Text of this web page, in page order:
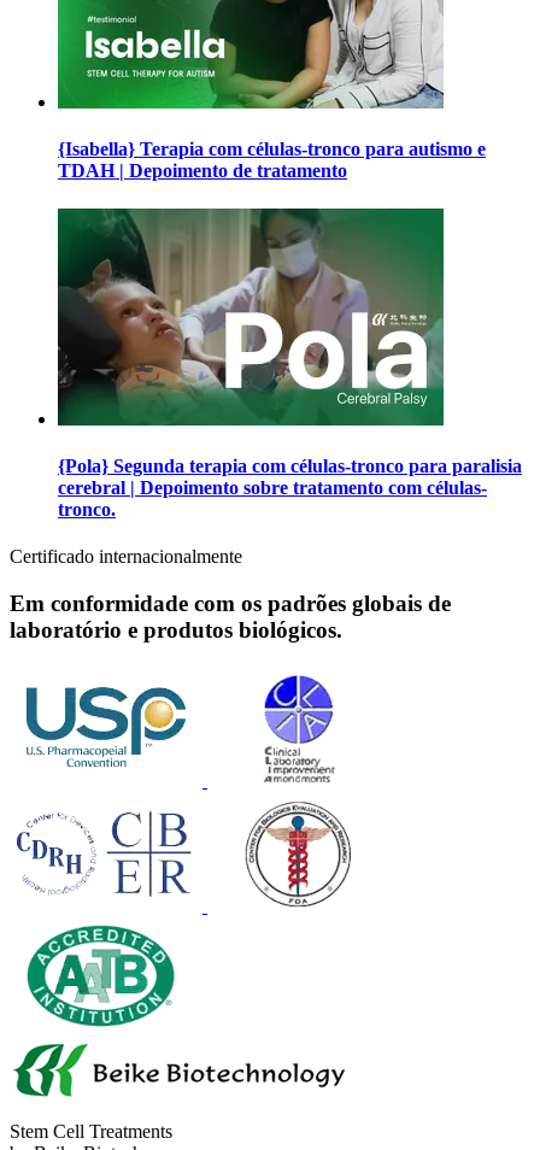
{Isabella} Terapia com células-tronco para autismo e
TDAH | Depoimento de tratamento
{Pola} Segunda terapia com células-tronco para paralisia
cerebral | Depoimento sobre tratamento com células-
tronco.
Certificado internacionalmente
Em conformidade com os padrões globais de
laboratório e produtos biológicos.
Stem Cell Treatments